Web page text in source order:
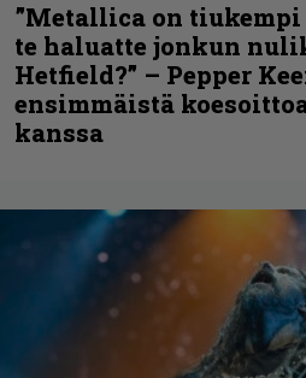
”Metallica on
te haluatte jonkun
Hetfield?” – Pepper
ensimmäistä
kanssa